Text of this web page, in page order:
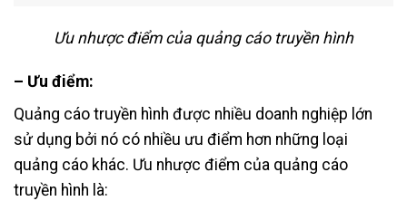
Ưu nhược điểm của quảng cáo truyền hình
– Ưu điểm:
Quảng cáo truyền hình được nhiều doanh nghiệp lớn
sử dụng bởi nó có nhiều ưu điểm hơn những loại
quảng cáo khác. Ưu nhược điểm của quảng cáo
truyền hình là: